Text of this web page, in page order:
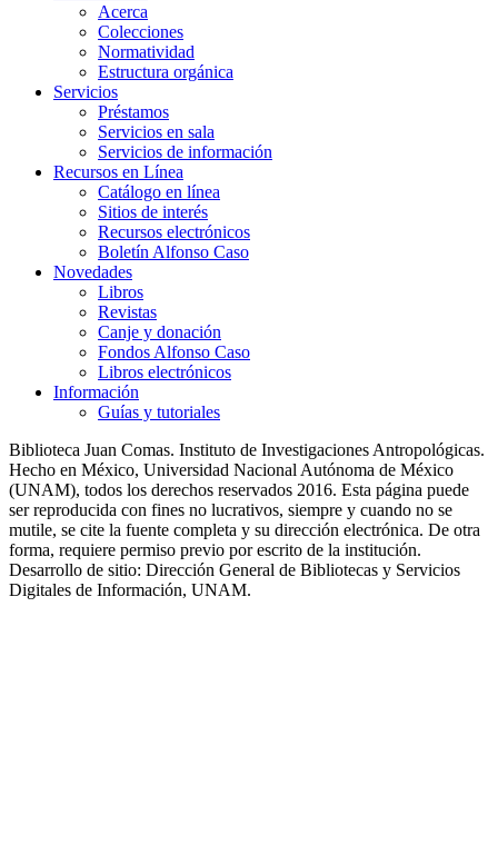
Acerca
Colecciones
Normatividad
Estructura orgánica
Servicios
Préstamos
Servicios en sala
Servicios de información
Recursos en Línea
Catálogo en línea
Sitios de interés
Recursos electrónicos
Boletín Alfonso Caso
Novedades
Libros
Revistas
Canje y donación
Fondos Alfonso Caso
Libros electrónicos
Información
Guías y tutoriales
Biblioteca Juan Comas. Instituto de Investigaciones Antropológicas.
Hecho en México, Universidad Nacional Autónoma de México
(UNAM), todos los derechos reservados 2016. Esta página puede
ser reproducida con fines no lucrativos, siempre y cuando no se
mutile, se cite la fuente completa y su dirección electrónica. De otra
forma, requiere permiso previo por escrito de la institución.
Desarrollo de sitio: Dirección General de Bibliotecas y Servicios
Digitales de Información, UNAM.